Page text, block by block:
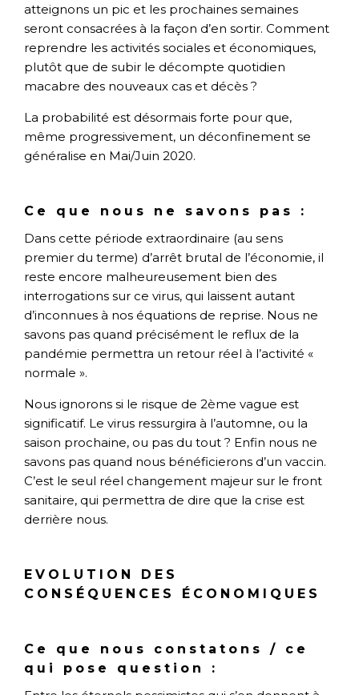
atteignons un pic et les prochaines semaines
seront consacrées à la façon d’en sortir. Comment
reprendre les activités sociales et économiques,
plutôt que de subir le décompte quotidien
macabre des nouveaux cas et décès ?
La probabilité est désormais forte pour que,
même progressivement, un déconfinement se
généralise en Mai/Juin 2020.
Ce que nous ne savons pas :
Dans cette période extraordinaire (au sens
premier du terme) d’arrêt brutal de l’économie, il
reste encore malheureusement bien des
interrogations sur ce virus, qui laissent autant
d’inconnues à nos équations de reprise. Nous ne
savons pas quand précisément le reflux de la
pandémie permettra un retour réel à l’activité «
normale ».
Nous ignorons si le risque de 2ème vague est
significatif. Le virus ressurgira à l’automne, ou la
saison prochaine, ou pas du tout ? Enfin nous ne
savons pas quand nous bénéficierons d’un vaccin.
C’est le seul réel changement majeur sur le front
sanitaire, qui permettra de dire que la crise est
derrière nous.
EVOLUTION DES
CONSÉQUENCES ÉCONOMIQUES
Ce que nous constatons / ce
qui pose question :